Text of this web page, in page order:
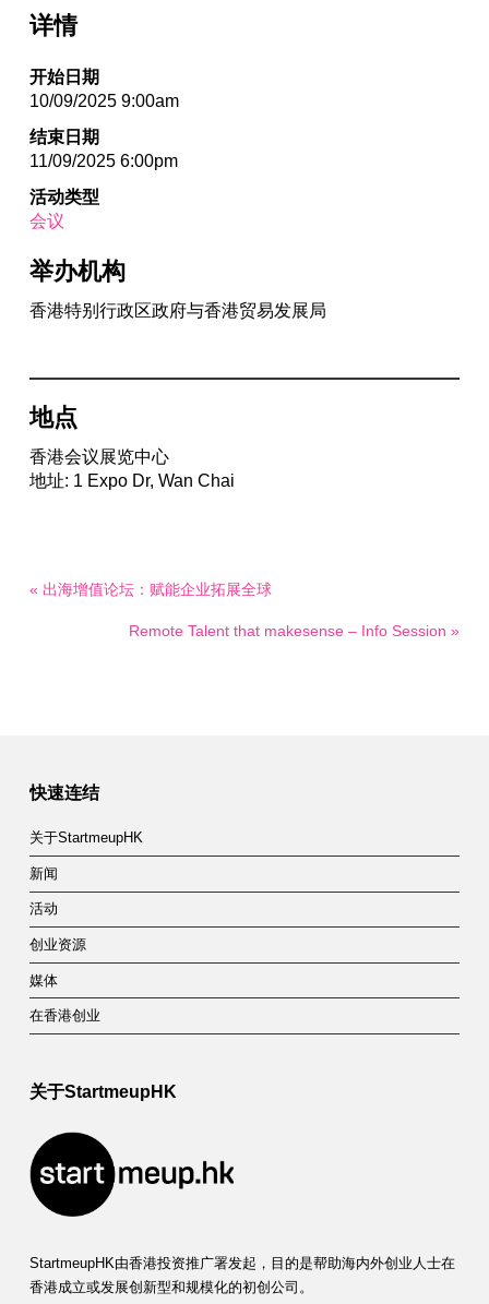
详情
开始日期
10/09/2025 9:00am
结束日期
11/09/2025 6:00pm
活动类型
会议
举办机构
香港特别行政区政府与香港贸易发展局
地点
香港会议展览中心
地址: 1 Expo Dr, Wan Chai
« 出海增值论坛：赋能企业拓展全球
Remote Talent that makesense – Info Session »
快速连结
关于StartmeupHK
新闻
活动
创业资源
媒体
在香港创业
关于StartmeupHK
StartmeupHK由香港投资推广署发起，目的是帮助海内外创业人士在
香港成立或发展创新型和规模化的初创公司。